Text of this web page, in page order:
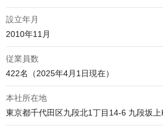
設立年月
2010年11月
従業員数
422名（2025年4月1日現在）
本社所在地
東京都千代田区九段北1丁目14-6 九段坂